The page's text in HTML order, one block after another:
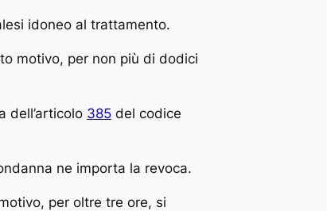
idoneo al trattamento.
motivo, per non più di dodici
dell’articolo 385 del codice
ne importa la revoca.
per oltre tre ore, si